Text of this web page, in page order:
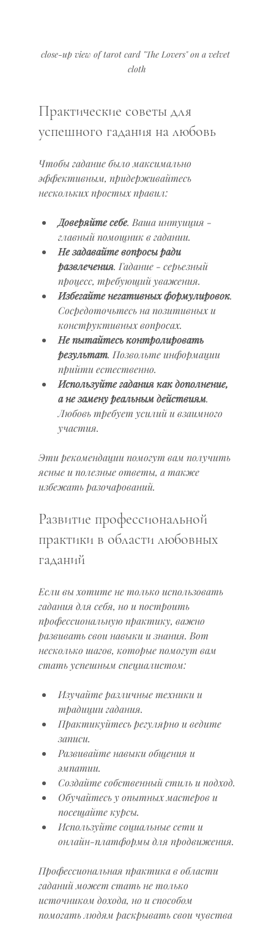
close-up view of tarot card "The Lovers" on a velvet
cloth
Практические советы для
успешного гадания на любовь
Чтобы гадание было максимально
эффективным, придерживайтесь
нескольких простых правил:
Доверяйте себе. Ваша интуиция -
главный помощник в гадании.
Не задавайте вопросы ради
развлечения. Гадание - серьезный
процесс, требующий уважения.
Избегайте негативных формулировок.
Сосредоточьтесь на позитивных и
конструктивных вопросах.
Не пытайтесь контролировать
результат. Позвольте информации
прийти естественно.
Используйте гадания как дополнение,
а не замену реальным действиям.
Любовь требует усилий и взаимного
участия.
Эти рекомендации помогут вам получить
ясные и полезные ответы, а также
избежать разочарований.
Развитие профессиональной
практики в области любовных
гаданий
Если вы хотите не только использовать
гадания для себя, но и построить
профессиональную практику, важно
развивать свои навыки и знания. Вот
несколько шагов, которые помогут вам
стать успешным специалистом:
Изучайте различные техники и
традиции гадания.
Практикуйтесь регулярно и ведите
записи.
Развивайте навыки общения и
эмпатии.
Создайте собственный стиль и подход.
Обучайтесь у опытных мастеров и
посещайте курсы.
Используйте социальные сети и
онлайн-платформы для продвижения.
Профессиональная практика в области
гаданий может стать не только
источником дохода, но и способом
помогать людям раскрывать свои чувства